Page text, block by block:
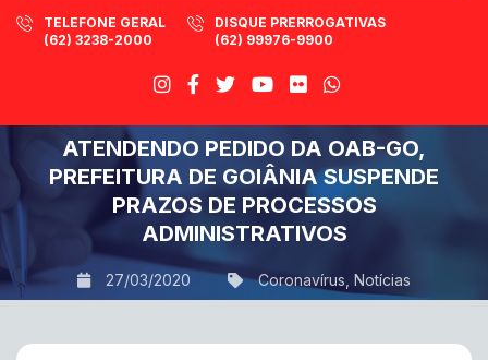
TELEFONE GERAL
(62) 3238-2000
DISQUE PRERROGATIVAS
(62) 99976-9900
ATENDENDO PEDIDO DA OAB-GO,
PREFEITURA DE GOIÂNIA SUSPENDE
PRAZOS DE PROCESSOS
ADMINISTRATIVOS
27/03/2020 Coronavírus Notícias